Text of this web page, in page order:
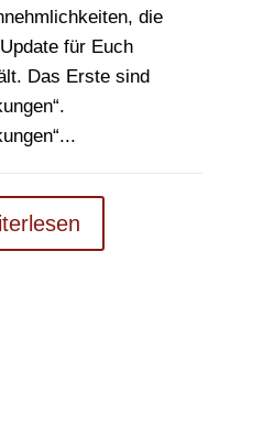
die
für Euch
Das Erste sind